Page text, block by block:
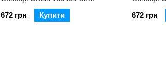
Green (KF13.196V1)
672 грн
Купити
672 грн